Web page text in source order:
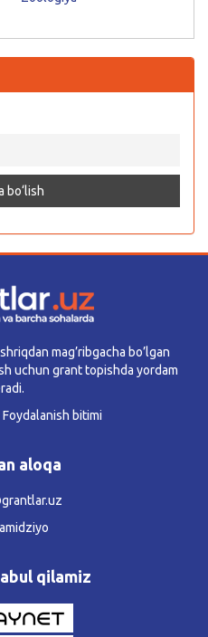
mag’ribgacha bo’lgan
uchun grant topishda yordam
Foydalanish bitimi
aloqa
qilamiz